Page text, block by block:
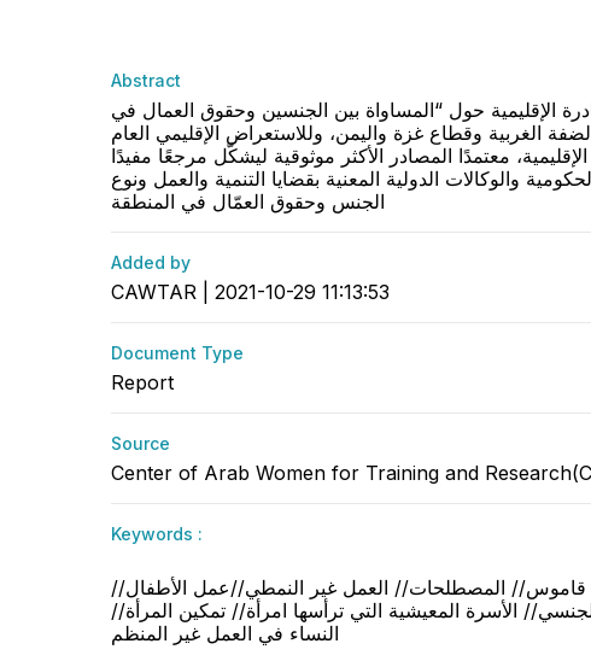
Abstract
الإقليمية حول “المساواة بين الجنسين وحقوق العمال في
الغربية وقطاع غزة واليمن، وللاستعراض الإقليمي العام
معتمدًا المصادر الأكثر موثوقية ليشكّل مرجعًا مفيدًا
والوكالات الدولية المعنية بقضايا التنمية والعمل ونوع
الجنس وحقوق العمّال في المنطقة
Added by
CAWTAR | 2021-10-29 11:13:53
Document Type
Report
Source
Center of Arab Women for Training and
Keywords :
قاموس// المصطلحات// العمل غير النمطي//عمل الأطفال//
الأسرة المعيشية التي ترأسها امرأة// تمكين المرأة//
النساء في العمل غير المنظم